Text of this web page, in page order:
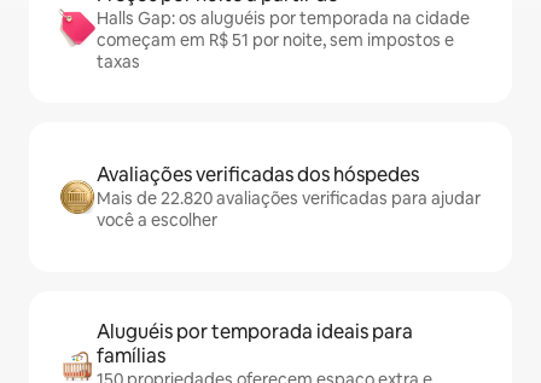
Halls Gap: os aluguéis por temporada na cidade
começam em R$ 51 por noite, sem impostos e
taxas
Avaliações verificadas dos hóspedes
Mais de 22.820 avaliações verificadas para ajudar
você a escolher
Aluguéis por temporada ideais para
famílias